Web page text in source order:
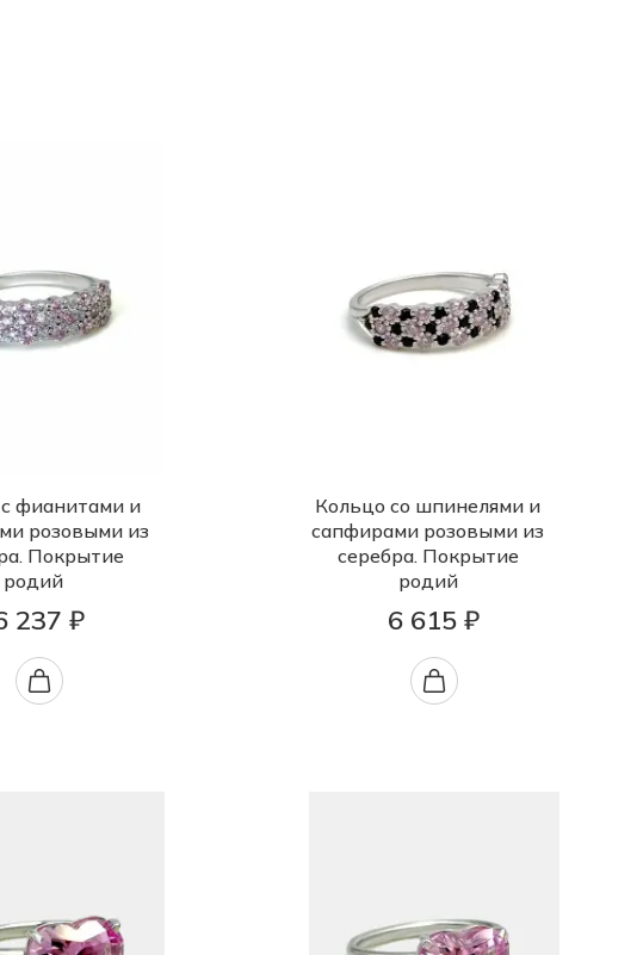
фианитами и
розовыми из
Покрытие
родий
237 ₽
Кольцо со шпинелями и
сапфирами розовыми из
серебра. Покрытие
родий
6 615 ₽